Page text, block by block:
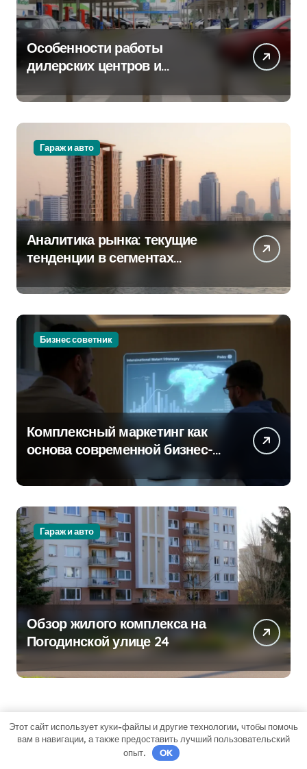
Особенности работы
дилерских центров и
крупных проспектах
Гараж и авто
Аналитика рынка: текущие
тенденции в сегментах
Бизнес советник
Комплексный маркетинг как
основа современной бизнес-
Гараж и авто
Обзор жилого комплекса на
Погодинской улице 24
Этот сайт использует куки-файлы и другие технологии, чтобы помочь
вам в навигации, а также предоставить лучший пользовательский
опыт.
OK